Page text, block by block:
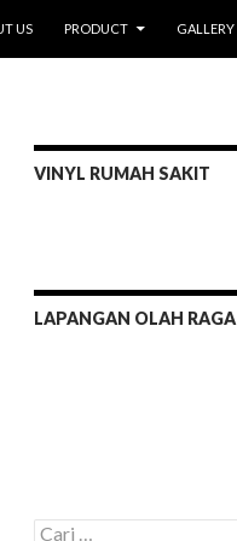
US PRODUCT GALLERY
VINYL RUMAH SAKIT
LAPANGAN OLAH RAGA
C